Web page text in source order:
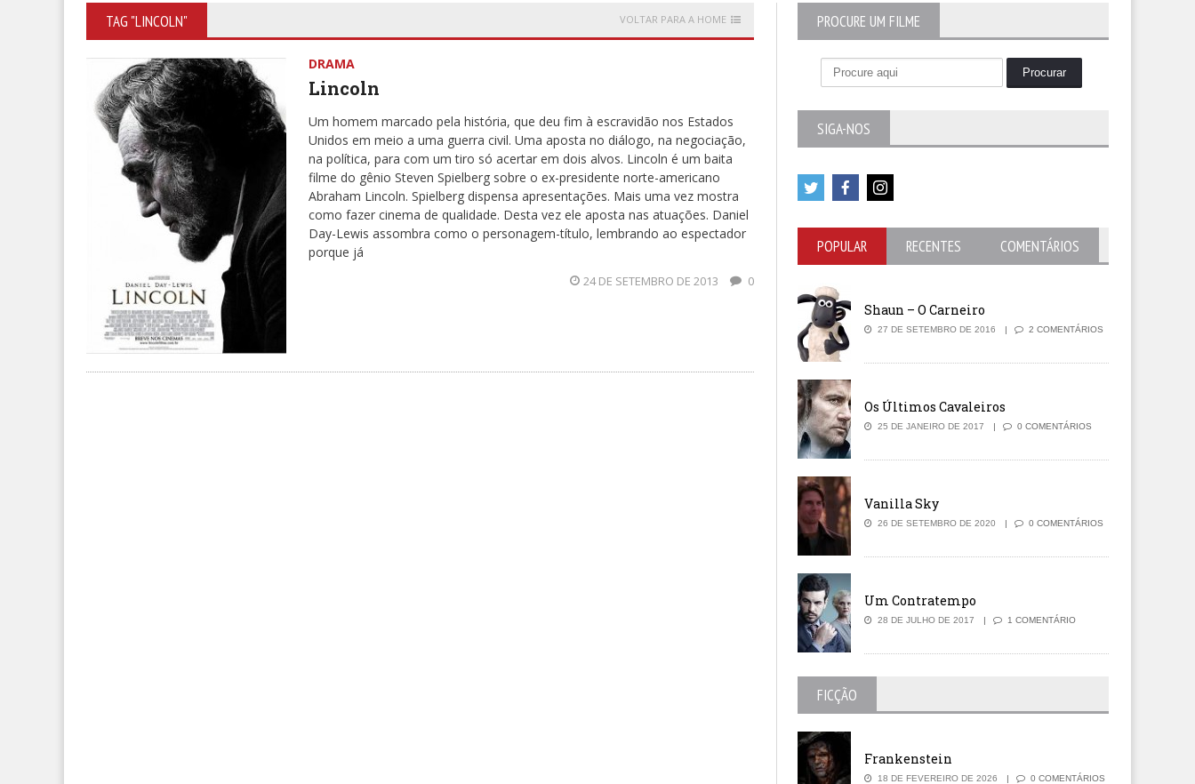
TAG "LINCOLN" VOLTAR PARA A HOME
DRAMA
Lincoln
Um homem marcado pela história, que deu fim à escravidão nos Estados
Unidos em meio a uma guerra civil. Uma aposta no diálogo, na negociação,
na política, para com um tiro só acertar em dois alvos. Lincoln é um baita
filme do gênio Steven Spielberg sobre o ex-presidente norte-americano
Abraham Lincoln. Spielberg dispensa apresentações. Mais uma vez mostra
como fazer cinema de qualidade. Desta vez ele aposta nas atuações. Daniel
Day-Lewis assombra como o personagem-título, lembrando ao espectador
porque já
24 DE SETEMBRO DE 2013 0
PROCURE UM FILME
SIGA-NOS
POPULAR RECENTES COMENTÁRIOS
Shaun – O Carneiro
27 DE SETEMBRO DE 2016 2 COMENTÁRIOS
Os Últimos Cavaleiros
25 DE JANEIRO DE 2017 0 COMENTÁRIOS
Vanilla Sky
26 DE SETEMBRO DE 2020 0 COMENTÁRIOS
Um Contratempo
28 DE JULHO DE 2017 1 COMENTÁRIO
FICÇÃO
Frankenstein
18 DE FEVEREIRO DE 2026 0 COMENTÁRIOS